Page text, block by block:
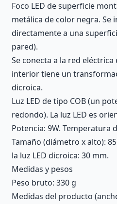
Foco LED de superficie
metálica de color negra. Se
directamente a una
pared).
Se conecta a la red eléctrica
interior tiene un
dicroica.
Luz LED de tipo COB (un
redondo). La luz LED es
Potencia: 9W. Temperatura
Tamaño (diámetro x alto):
la luz LED dicroica: 30 mm.
Medidas y pesos
Peso bruto: 330 g
Medidas del producto